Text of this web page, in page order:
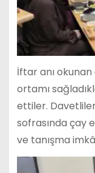
İftar anı
ortamı
ettiler.
sofrasında çay
ve tanışma